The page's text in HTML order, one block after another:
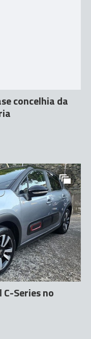
concelhia da
Series no